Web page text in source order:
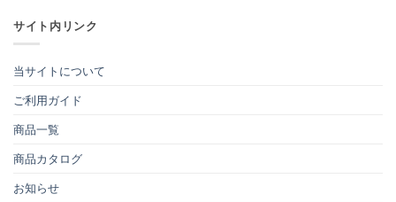
サイト内リンク
当サイトについて
ご利用ガイド
商品一覧
商品カタログ
お知らせ